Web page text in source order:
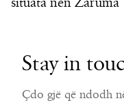
Stay in
Çdo gjë që ndodh